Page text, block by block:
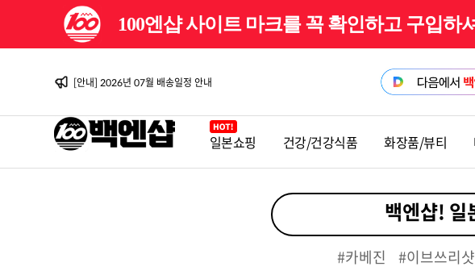
100엔샵 사이트 마크를 꼭 확인하고 구입
[이벤트] 백엔샵 10주년 감사제
[안내] 2026년 08월 배송일정 안내
[안내] 2026년 07월 배송일정 안내
[이벤트] 백엔샵 10주년 감사제
[안내] 2026년 08월 배송일정 안내
[이벤트] 백엔샵 10주년 감사제 2탄일본쇼핑 건강/건강식품 화장품/뷰티
#카베진 #이브쓰리샷